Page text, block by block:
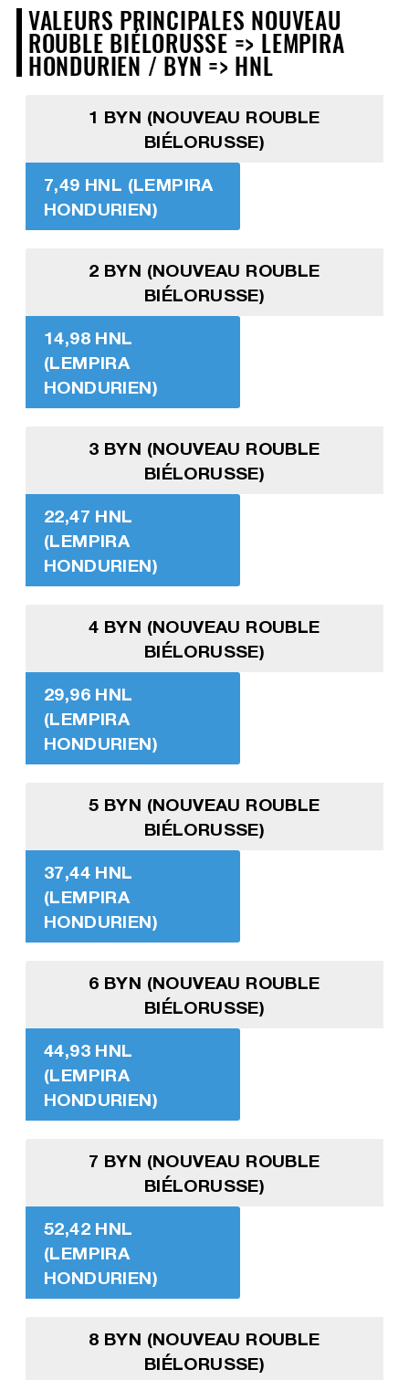
VALEURS PRINCIPALES NOUVEAU
ROUBLE BIÉLORUSSE => LEMPIRA
HONDURIEN / BYN => HNL
1 BYN (NOUVEAU ROUBLE
BIÉLORUSSE)
7,49 HNL (LEMPIRA
HONDURIEN)
2 BYN (NOUVEAU ROUBLE
BIÉLORUSSE)
14,98 HNL
(LEMPIRA
HONDURIEN)
3 BYN (NOUVEAU ROUBLE
BIÉLORUSSE)
22,47 HNL
(LEMPIRA
HONDURIEN)
4 BYN (NOUVEAU ROUBLE
BIÉLORUSSE)
29,96 HNL
(LEMPIRA
HONDURIEN)
5 BYN (NOUVEAU ROUBLE
BIÉLORUSSE)
37,44 HNL
(LEMPIRA
HONDURIEN)
6 BYN (NOUVEAU ROUBLE
BIÉLORUSSE)
44,93 HNL
(LEMPIRA
HONDURIEN)
7 BYN (NOUVEAU ROUBLE
BIÉLORUSSE)
52,42 HNL
(LEMPIRA
HONDURIEN)
8 BYN (NOUVEAU ROUBLE
BIÉLORUSSE)